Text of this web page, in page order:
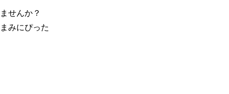
せんか？
みにぴった